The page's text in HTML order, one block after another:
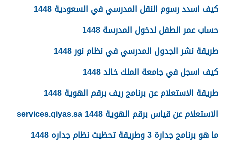
كيف اسدد رسوم النقل المدرسي في السعودية 1448
حساب عمر الطفل لدخول المدرسة 1448
طريقة نشر الجدول المدرسي في نظام نور 1448
كيف اسجل في جامعة الملك خالد 1448
طريقة الاستعلام عن برنامج ريف برقم الهوية 1448
الاستعلام عن قياس برقم الهوية 1448 services.qiyas.sa
ما هو برنامج جدارة 3 وطريقة تحظيث نظام جداره 1448